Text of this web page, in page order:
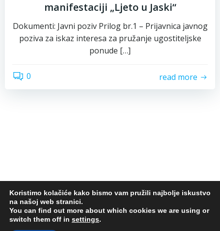
manifestaciji „Ljeto u Jaski“
Dokumenti: Javni poziv Prilog br.1 – Prijavnica javnog
poziva za iskaz interesa za pružanje ugostiteljske
ponude […]
0 read more
© 2026 Centar za kulturu Jastrebarsko. Design by
LUXOR
Koristimo kolačiće kako bismo vam pružili najbolje iskustvo
na našoj web stranici.
You can find out more about which cookies we are using or
switch them off in settings.